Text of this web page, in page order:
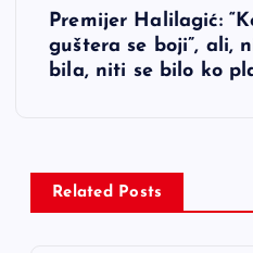
c
Premijer Halilagić:
guštera se boji”, ali,
bila, niti se bilo ko
Related Posts